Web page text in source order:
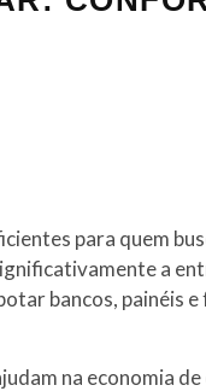
para quem
a
bancos, painéis
na economia